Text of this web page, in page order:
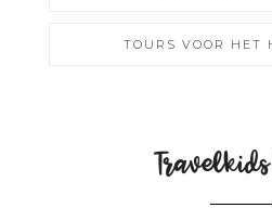
TOURS VOOR HET
Travelkids